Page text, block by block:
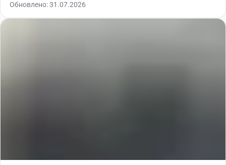
Обновлено: 31.07.2026